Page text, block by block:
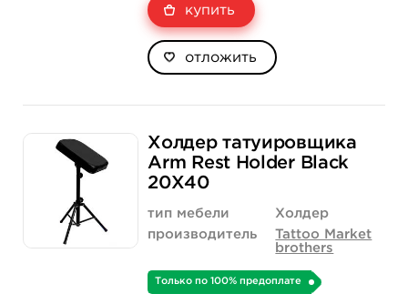
купить
отложить
Холдер татуировщика
Arm Rest Holder Black
20X40
тип мебели
Холдер
производитель
Tattoo Market
brothers
Только по 100% предоплате